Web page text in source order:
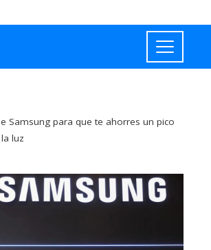
Samsung para que te ahorres un pico
luz